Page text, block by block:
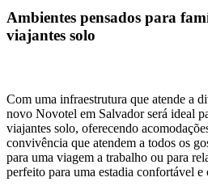
Ambientes pensados para
viajantes solo
Com uma infraestrutura que atende a
novo Novotel em Salvador será ideal
viajantes solo, oferecendo
convivência que atendem a todos os
para uma viagem a trabalho ou para
perfeito para uma estadia confortável e